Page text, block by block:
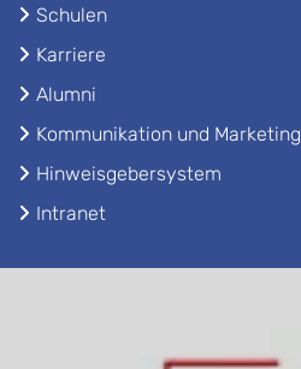
Schulen
Karriere
Alumni
Kommunikation und Marketing
Hinweisgebersystem
Intranet